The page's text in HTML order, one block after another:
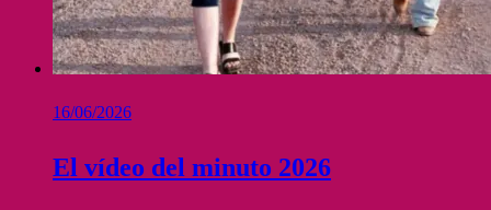
16/06/2026
El vídeo del minuto 2026